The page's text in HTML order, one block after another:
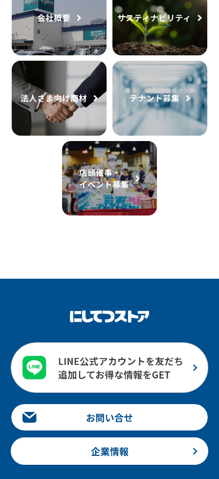
会社概要 サスティナビリティ
法人さま向け商材 テナント募集
店頭催事・
イベント募集